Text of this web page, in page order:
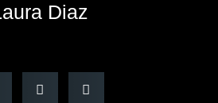
Diaz